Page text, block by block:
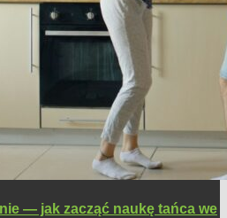
— jak zacząć naukę tańca we